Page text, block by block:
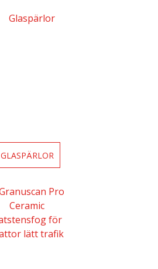
GLASPÄRLOR